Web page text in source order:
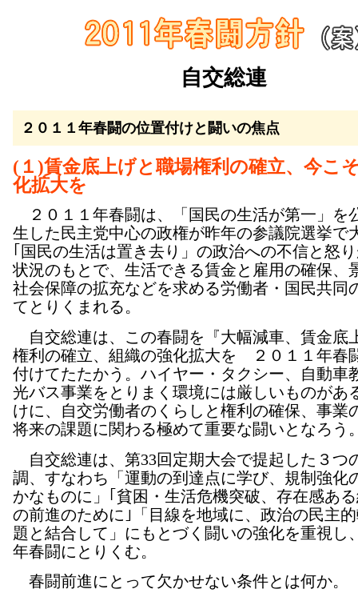
自交総連
２０１１年春闘の位置付けと闘いの焦点
(１)賃金底上げと職場権利の確立、今こ
化拡大を
２０１１年春闘は、「国民の生活が第一」を
生した民主党中心の政権が昨年の参議院選挙で
｢国民の生活は置き去り」の政治への不信と怒
状況のもとで、生活できる賃金と雇用の確保、
社会保障の拡充などを求める労働者・国民共同
てとりくまれる。
自交総連は、この春闘を『大幅減車、賃金底
権利の確立、組織の強化拡大を ２０１１年春
付けてたたかう。ハイヤー・タクシー、自動車
光バス事業をとりまく環境には厳しいものがあ
けに、自交労働者のくらしと権利の確保、事業
将来の課題に関わる極めて重要な闘いとなろう
自交総連は、第33回定期大会で提起した３つ
調、すなわち「運動の到達点に学び、規制強化
かなものに」｢貧困・生活危機突破、存在感あ
の前進のために｣「目線を地域に、政治の民主
題と結合して」にもとづく闘いの強化を重視し
年春闘にとりくむ。
春闘前進にとって欠かせない条件とは何か。